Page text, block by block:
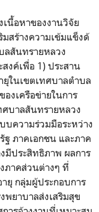
เนื้อหาของงานวิจัย
มสร้างความเข้มแข็งด้
ลสันทรายหลวง
งค์เพื่อ 1) ประสาน
ยุในเขตเทศบาลตำบล
องเครือข่ายในการ
ศบาลสันทรายหลวง
บความร่วมมือระหว่าง
ภาคเอกชน และภาค
มีประสิทธิภาพ ผลการ
ภาคส่วนต่างๆ ที่
ยุ กลุ่มผู้ประกอบการ
พยาบาลส่งเสริมสุข